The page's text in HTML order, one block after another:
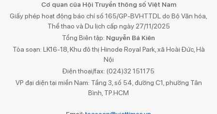
Cơ quan của Hội Truyền thông số Việt Nam
Giấy phép hoạt động báo chí số 165/GP-BVHTTDL do Bộ Văn hóa,
Thể thao và Du lịch cấp ngày 27/11/2025
Tổng Biên tập: Nguyễn Bá Kiên
Tòa soạn: LK16-18, Khu đô thị Hinode Royal Park, xã Hoài Đức, Hà
Nội
Điện thoại/fax: (024)32 151175
VP đại diện tại miền Nam: Tầng 3, số 54, đường C1, phường Tân
Bình, TP.HCM